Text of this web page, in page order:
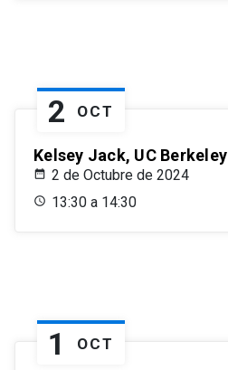
2 OCT
Kelsey Jack, UC Berkeley
2 de Octubre de 2024
13:30 a 14:30
1 OCT